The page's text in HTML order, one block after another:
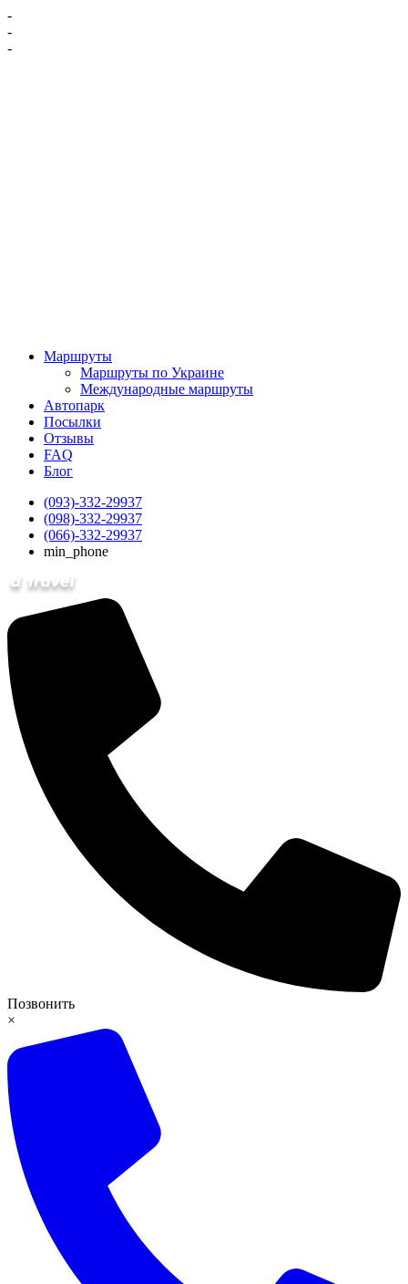
-
-
-
Маршруты
Маршруты по Украине
Международные маршруты
Автопарк
Посылки
Отзывы
FAQ
Блог
(093)-332-29937
(098)-332-29937
(066)-332-29937
min_phone
Позвонить
×